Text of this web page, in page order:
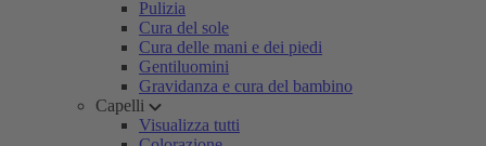
Pulizia
Cura del sole
Cura delle mani e dei piedi
Gentiluomini
Gravidanza e cura del bambino
Capelli
Visualizza tutti